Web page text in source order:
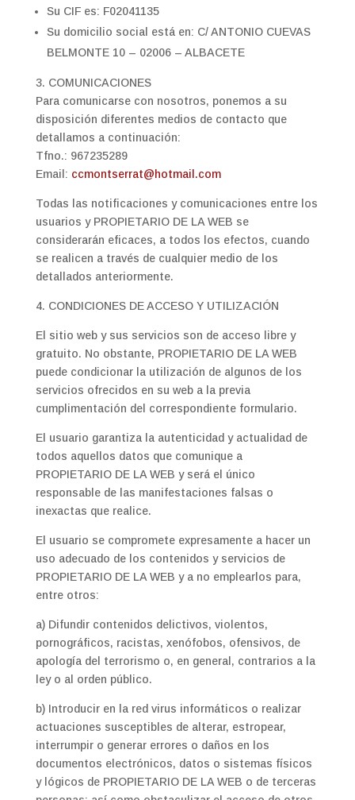
Su CIF es: F02041135
Su domicilio social está en: C/ ANTONIO CUEVAS
BELMONTE 10 – 02006 – ALBACETE
3. COMUNICACIONES
Para comunicarse con nosotros, ponemos a su
disposición diferentes medios de contacto que
detallamos a continuación:
Tfno.: 967235289
Email: ccmontserrat@hotmail.com
Todas las notificaciones y comunicaciones entre los
usuarios y PROPIETARIO DE LA WEB se
considerarán eficaces, a todos los efectos, cuando
se realicen a través de cualquier medio de los
detallados anteriormente.
4. CONDICIONES DE ACCESO Y UTILIZACIÓN
El sitio web y sus servicios son de acceso libre y
gratuito. No obstante, PROPIETARIO DE LA WEB
puede condicionar la utilización de algunos de los
servicios ofrecidos en su web a la previa
cumplimentación del correspondiente formulario.
El usuario garantiza la autenticidad y actualidad de
todos aquellos datos que comunique a
PROPIETARIO DE LA WEB y será el único
responsable de las manifestaciones falsas o
inexactas que realice.
El usuario se compromete expresamente a hacer un
uso adecuado de los contenidos y servicios de
PROPIETARIO DE LA WEB y a no emplearlos para,
entre otros:
a) Difundir contenidos delictivos, violentos,
pornográficos, racistas, xenófobos, ofensivos, de
apología del terrorismo o, en general, contrarios a la
ley o al orden público.
b) Introducir en la red virus informáticos o realizar
actuaciones susceptibles de alterar, estropear,
interrumpir o generar errores o daños en los
documentos electrónicos, datos o sistemas físicos
y lógicos de PROPIETARIO DE LA WEB o de terceras